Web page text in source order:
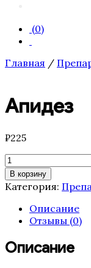
(0)
Главная /
Апидез
₽225
Количество
товара
Апидез
В корзину
Категория:
Описание
Отзывы (0)
Описание